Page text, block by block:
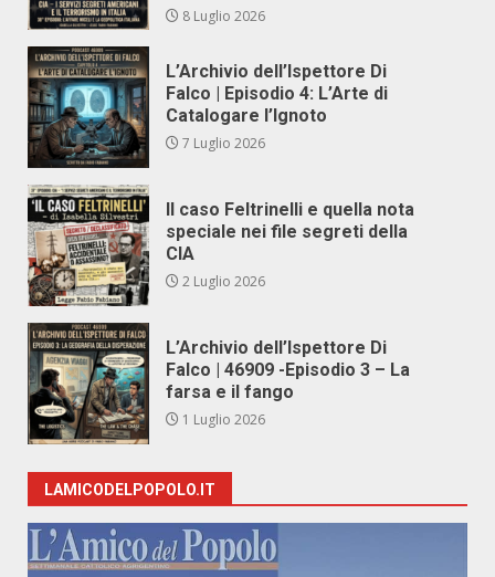
8 Luglio 2026
L’Archivio dell’Ispettore Di
Falco | Episodio 4: L’Arte di
Catalogare l’Ignoto
7 Luglio 2026
Il caso Feltrinelli e quella nota
speciale nei file segreti della
CIA
2 Luglio 2026
L’Archivio dell’Ispettore Di
Falco | 46909 -Episodio 3 – La
farsa e il fango
1 Luglio 2026
LAMICODELPOPOLO.IT